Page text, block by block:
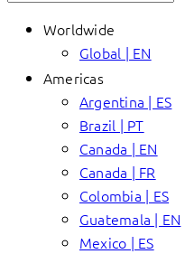
Worldwide
Global | EN
Americas
Argentina | ES
Brazil | PT
Canada | EN
Canada | FR
Colombia | ES
Guatemala | EN
Mexico | ES